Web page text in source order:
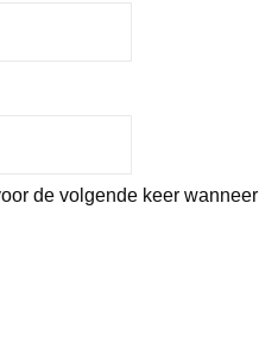
de volgende keer